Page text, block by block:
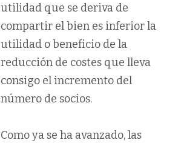
utilidad que se deriva de
compartir el bien es inferior la
utilidad o beneficio de la
reducción de costes que lleva
consigo el incremento del
número de socios.
Como ya se ha avanzado, las